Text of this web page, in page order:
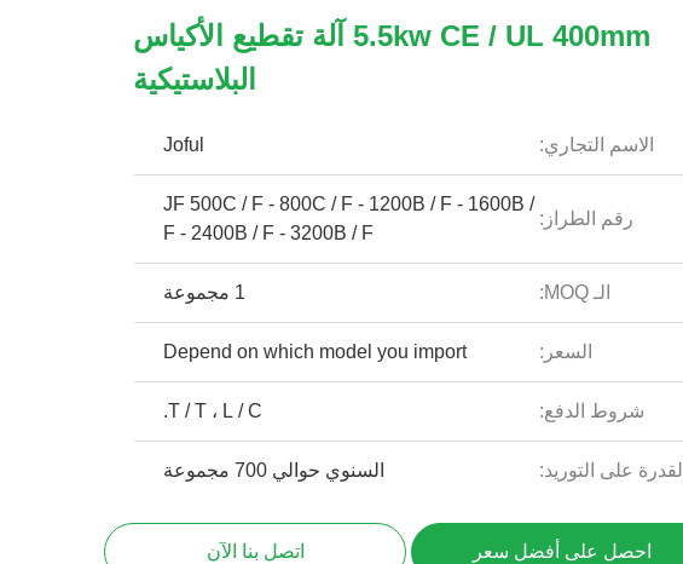
5.5kw CE / UL 400mm آلة تقطيع الأكياس
البلاستيكية
الاسم التجاري: Joful
رقم الطراز:
JF 500C / F - 800C / F - 1200B / F - 1600B /
F - 2400B / F - 3200B / F
الـ MOQ: 1 مجموعة
السعر: Depend on which model you import
شروط الدفع: T / T ، L / C.
القدرة على التوريد: السنوي حوالي 700 مجموعة
احصل على أفضل سعر اتصل بنا الآن